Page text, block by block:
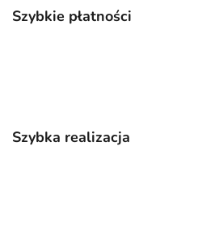
Szybkie płatności
Szybka realizacja